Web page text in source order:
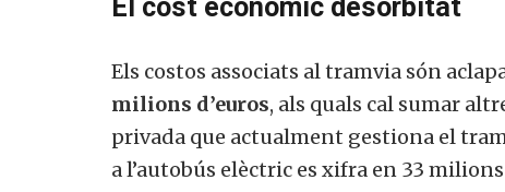
El cost econòmic desorbitat
Els costos associats al tramvia són
milions d’euros, als quals cal sumar
privada que actualment gestiona el
a l’autobús elèctric es xifra en 33